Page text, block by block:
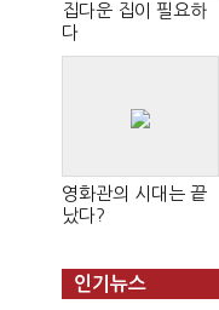
집다운 집이 필요하
다
영화관의 시대는 끝
났다?
인기뉴스